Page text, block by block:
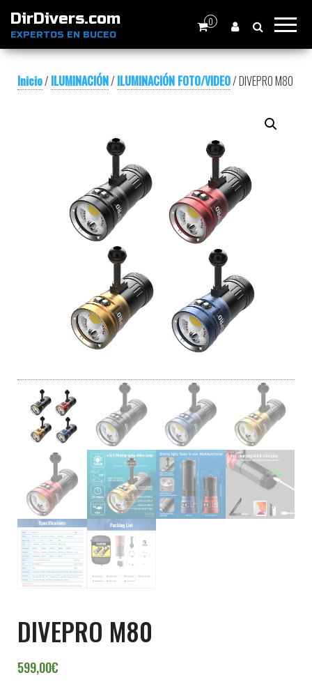
DirDivers.com
EXPERTOS EN BUCEO
0
Inicio/ ILUMINACIÓN/ ILUMINACIÓN FOTO/VIDEO/ DIVEPRO M80
DIVEPRO M80
599,00€